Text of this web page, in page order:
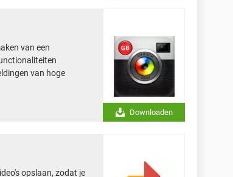
van een
van hoge
Downloaden
opslaan, zodat je